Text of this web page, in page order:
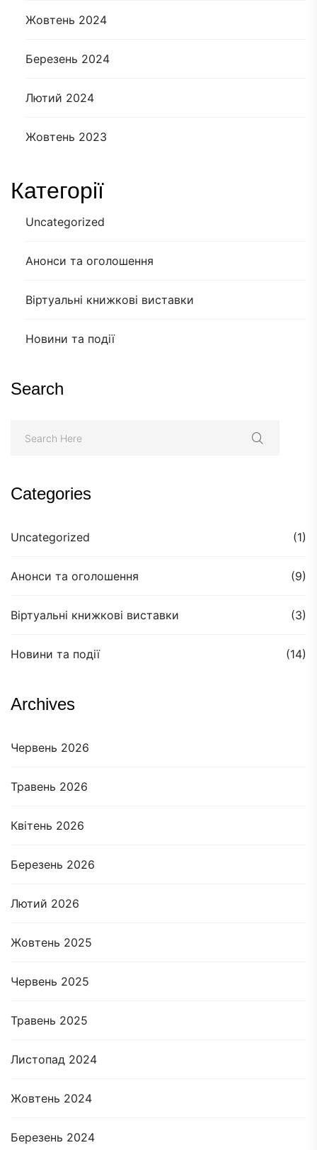
Жовтень 2024
Березень 2024
Лютий 2024
Жовтень 2023
Категорії
Uncategorized
Анонси та оголошення
Віртуальні книжкові виставки
Новини та події
Search
Categories
Uncategorized (1)
Анонси та оголошення (9)
Віртуальні книжкові виставки (3)
Новини та події (14)
Archives
Червень 2026
Травень 2026
Квітень 2026
Березень 2026
Лютий 2026
Жовтень 2025
Червень 2025
Травень 2025
Листопад 2024
Жовтень 2024
Березень 2024